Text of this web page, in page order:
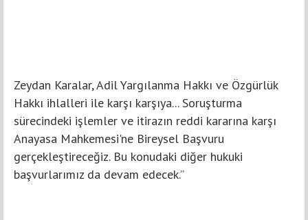
Zeydan Karalar, Adil Yargılanma Hakkı ve Özgürlük
Hakkı ihlalleri ile karşı karşıya... Soruşturma
sürecindeki işlemler ve itirazın reddi kararına karşı
Anayasa Mahkemesi'ne Bireysel Başvuru
gerçekleştireceğiz. Bu konudaki diğer hukuki
başvurlarımız da devam edecek.”